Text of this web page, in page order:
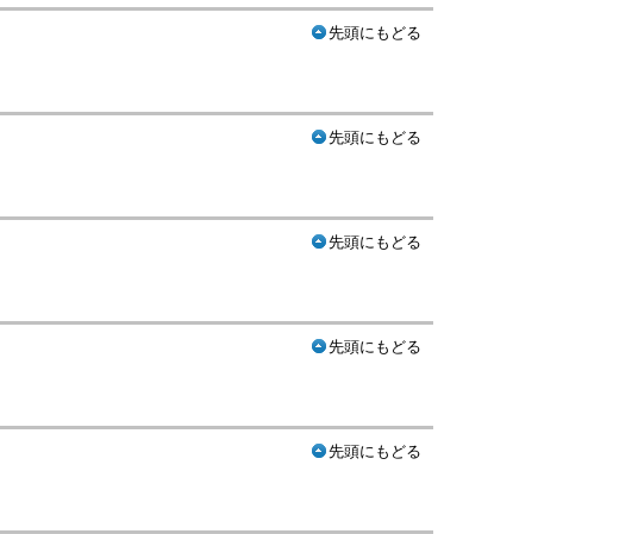
先頭にもどる
先頭にもどる
先頭にもどる
先頭にもどる
先頭にもどる